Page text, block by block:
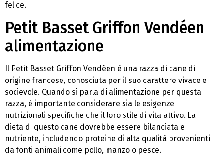
felice.
Petit Basset Griffon Vendéen
alimentazione
Il Petit Basset Griffon Vendéen è una razza di cane di
origine francese, conosciuta per il suo carattere vivace e
socievole. Quando si parla di alimentazione per questa
razza, è importante considerare sia le esigenze
nutrizionali specifiche che il loro stile di vita attivo. La
dieta di questo cane dovrebbe essere bilanciata e
nutriente, includendo proteine di alta qualità provenienti
da fonti animali come pollo, manzo o pesce.